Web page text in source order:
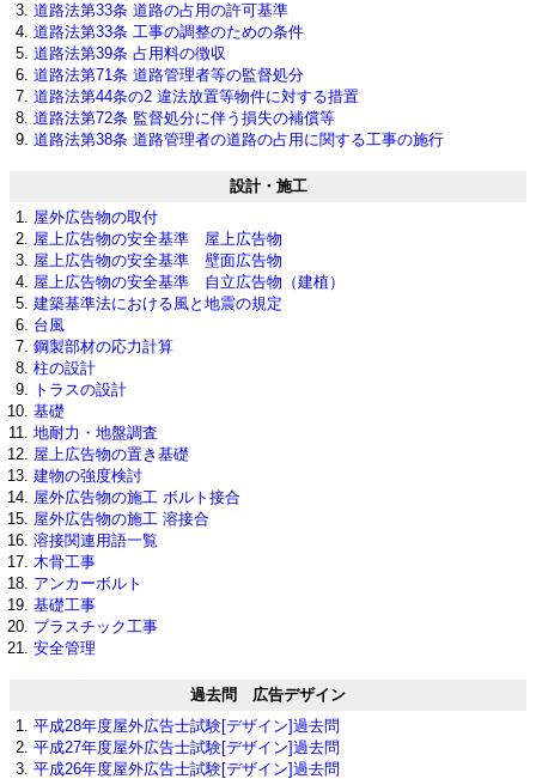
道路法第33条 道路の占用の許可基準
道路法第33条 工事の調整のための条件
道路法第39条 占用料の徴収
道路法第71条 道路管理者等の監督処分
道路法第44条の2 違法放置等物件に対する措置
道路法第72条 監督処分に伴う損失の補償等
道路法第38条 道路管理者の道路の占用に関する工事の施行
設計・施工
屋外広告物の取付
屋上広告物の安全基準 屋上広告物
屋上広告物の安全基準 壁面広告物
屋上広告物の安全基準 自立広告物（建植）
建築基準法における風と地震の規定
台風
鋼製部材の応力計算
柱の設計
トラスの設計
基礎
地耐力・地盤調査
屋上広告物の置き基礎
建物の強度検討
屋外広告物の施工 ボルト接合
屋外広告物の施工 溶接合
溶接関連用語一覧
木骨工事
アンカーボルト
基礎工事
プラスチック工事
安全管理
過去問 広告デザイン
平成28年度屋外広告士試験[デザイン]過去問
平成27年度屋外広告士試験[デザイン]過去問
平成26年度屋外広告士試験[デザイン]過去問